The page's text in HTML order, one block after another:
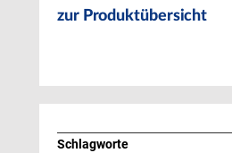
zur Produktübersicht
Schlagworte